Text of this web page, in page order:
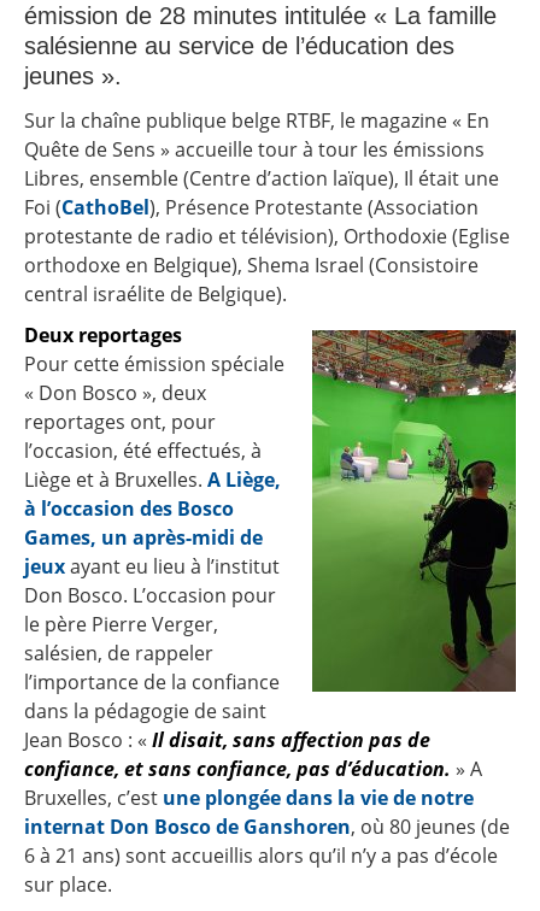
émission de 28 minutes intitulée « La famille
salésienne au service de l’éducation des
jeunes ».
Sur la chaîne publique belge RTBF, le magazine « En
Quête de Sens » accueille tour à tour les émissions
Libres, ensemble (Centre d’action laïque), Il était une
Foi (CathoBel), Présence Protestante (Association
protestante de radio et télévision), Orthodoxie (Eglise
orthodoxe en Belgique), Shema Israel (Consistoire
central israélite de Belgique).
Deux reportages
Pour cette émission spéciale
« Don Bosco », deux
reportages ont, pour
l’occasion, été effectués, à
Liège et à Bruxelles. A Liège,
à l’occasion des Bosco
Games, un après-midi de
jeuxayant eu lieu à l’institut
Don Bosco. L’occasion pour
le père Pierre Verger,
salésien, de rappeler
l’importance de la confiance
dans la pédagogie de saint
Jean Bosco : « Il disait, sans affection pas de
confiance, et sans confiance, pas d’éducation. » A
Bruxelles, c’est une plongée dans la vie de notre
internat Don Bosco de Ganshoren, où 80 jeunes (de
6 à 21 ans) sont accueillis alors qu’il n’y a pas d’école
sur place.